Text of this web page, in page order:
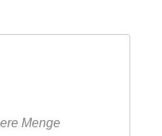
Menge